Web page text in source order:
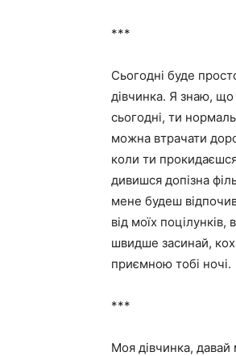
***
Сьогодні буде
дівчинка. Я знаю,
сьогодні, ти
можна втрачати
коли ти
дивишся допізна
мене будеш
від моїх
швидше засинай,
приємною тобі ночі.
***
Моя дівчинка,